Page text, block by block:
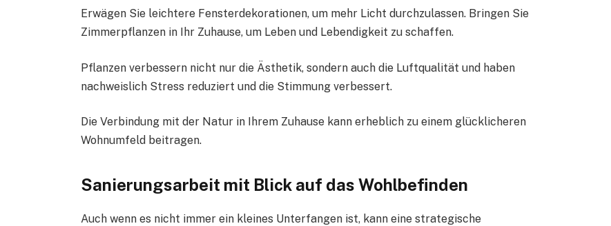
Erwägen Sie leichtere Fensterdekorationen, um mehr Licht durchzulassen. Bringen Sie
Zimmerpflanzen in Ihr Zuhause, um Leben und Lebendigkeit zu schaffen.
Pflanzen verbessern nicht nur die Ästhetik, sondern auch die Luftqualität und haben
nachweislich Stress reduziert und die Stimmung verbessert.
Die Verbindung mit der Natur in Ihrem Zuhause kann erheblich zu einem glücklicheren
Wohnumfeld beitragen.
Sanierungsarbeit mit Blick auf das Wohlbefinden
Auch wenn es nicht immer ein kleines Unterfangen ist, kann eine strategische